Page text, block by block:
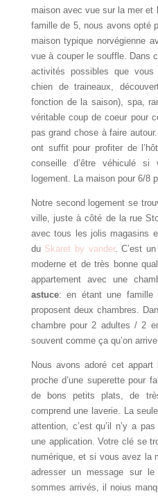
maison avec vue sur la mer et
famille de 5, nous avons opté
maison typique norvégienne
vue à couper le souffle. Dans
activités possibles que
chien de traineaux,
fonction de la saison), spa,
véritable coup de coeur pour
pas grand chose à faire
ont suffit pour profiter de
conseille d’être véhiculé
logement. La maison pour 6/8
Notre second logement se
ville, juste à côté de la rue
avec tous les jolis magasins
du Skaret by vander. C’est
moderne et de très bonne
appartement avec une
astuce: en étant une famille
proposent deux chambres.
chambre pour 2 adultes / 2
souvent comme ça qu’on
Nous avons adoré cet
proche d’une superette pour
de bons petits plats, de
comprend une laverie. La
attention, c’est qu’il n’y a
une application. Votre clé se
numérique, et si vous avez la
adresser un message sur
sommes arrivés, il noius